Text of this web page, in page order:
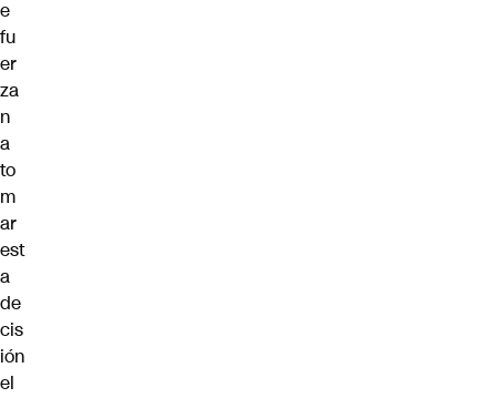
e
fu
er
za
n
a
to
m
ar
est
a
de
cis
ión
el